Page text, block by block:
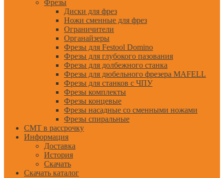
Фрезы
Диски для фрез
Ножи сменные для фрез
Ограничители
Органайзеры
Фрезы для Festool Domino
Фрезы для глубокого пазования
Фрезы для долбежного станка
Фрезы для дюбельного фрезера MAFELL
Фрезы для станков с ЧПУ
Фрезы комплекты
Фрезы концевые
Фрезы насадные со сменными ножами
Фрезы спиральные
CMT в рассрочку
Информация
Доставка
История
Скачать
Скачать каталог